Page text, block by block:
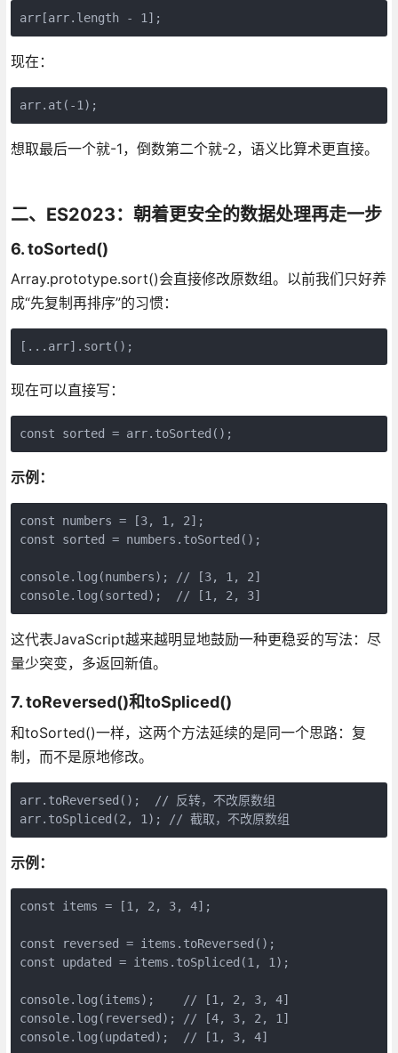
arr[arr.length - 1];
现在：
arr.at(-1);
想取最后一个就-1，倒数第二个就-2，语义比算术更直接。
二、ES2023：朝着更安全的数据处理再走一步
6. toSorted()
Array.prototype.sort()会直接修改原数组。以前我们只好养
成“先复制再排序”的习惯：
[...arr].sort();
现在可以直接写：
const sorted = arr.toSorted();
示例：
const numbers = [3, 1, 2];
const sorted = numbers.toSorted();
console.log(numbers); // [3, 1, 2]
console.log(sorted);  // [1, 2, 3]
这代表JavaScript越来越明显地鼓励一种更稳妥的写法：尽
量少突变，多返回新值。
7. toReversed()和toSpliced()
和toSorted()一样，这两个方法延续的是同一个思路：复
制，而不是原地修改。
arr.toReversed();  // 反转，不改原数组
arr.toSpliced(2, 1); // 截取，不改原数组
示例：
const items = [1, 2, 3, 4];
const reversed = items.toReversed();
const updated = items.toSpliced(1, 1);
console.log(items);    // [1, 2, 3, 4]
console.log(reversed); // [4, 3, 2, 1]
console.log(updated);  // [1, 3, 4]